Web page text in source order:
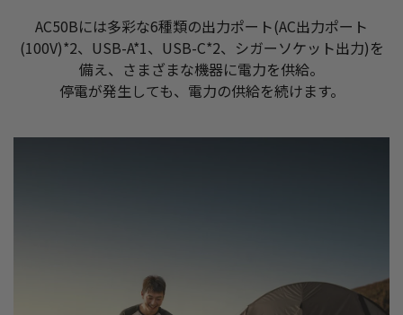
AC50Bには多彩な6種類の出力ポート(AC出力ポート
(100V)*2、USB-A*1、USB-C*2、シガーソケット出力)を
備え、さまざまな機器に電力を供給。
停電が発生しても、電力の供給を続けます。